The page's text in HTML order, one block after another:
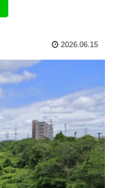
2026.06.15